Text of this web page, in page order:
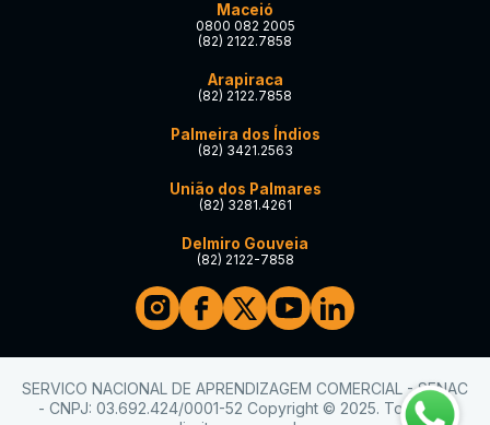
Maceió
0800 082 2005
(82) 2122.7858
Arapiraca
(82) 2122.7858
Palmeira dos Índios
(82) 3421.2563
União dos Palmares
(82) 3281.4261
Delmiro Gouveia
(82) 2122-7858
SERVICO NACIONAL DE APRENDIZAGEM COMERCIAL - SENAC
- CNPJ: 03.692.424/0001-52 Copyright © 2025. Todos os